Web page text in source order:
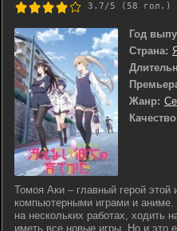
3.7/5 (58 гол.)
Год
Страна:
Жанр:
Томоя Аки – главный герой этой
компьютерными играми и аниме.
на нескольких работах, ходить
иметь все новые игры. Но и это